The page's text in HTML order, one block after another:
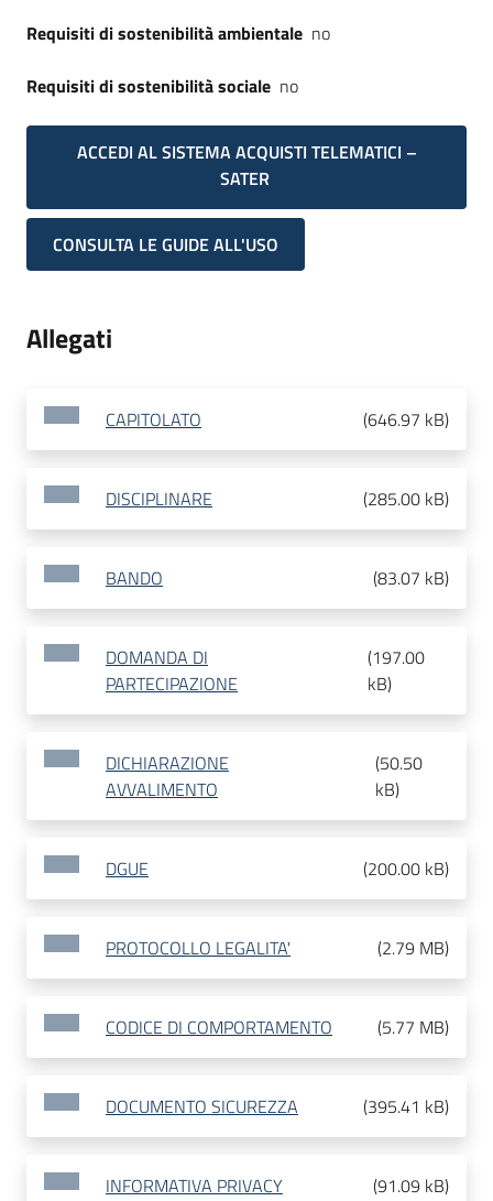
Requisiti di sostenibilità ambientale no
Requisiti di sostenibilità sociale no
ACCEDI AL SISTEMA ACQUISTI TELEMATICI –
SATER
CONSULTA LE GUIDE ALL'USO
Allegati
CAPITOLATO (646.97 kB)
DISCIPLINARE (285.00 kB)
BANDO (83.07 kB)
DOMANDA DI
PARTECIPAZIONE
(197.00
kB)
DICHIARAZIONE
AVVALIMENTO
(50.50
kB)
DGUE (200.00 kB)
PROTOCOLLO LEGALITA' (2.79 MB)
CODICE DI COMPORTAMENTO (5.77 MB)
DOCUMENTO SICUREZZA (395.41 kB)
INFORMATIVA PRIVACY (91.09 kB)